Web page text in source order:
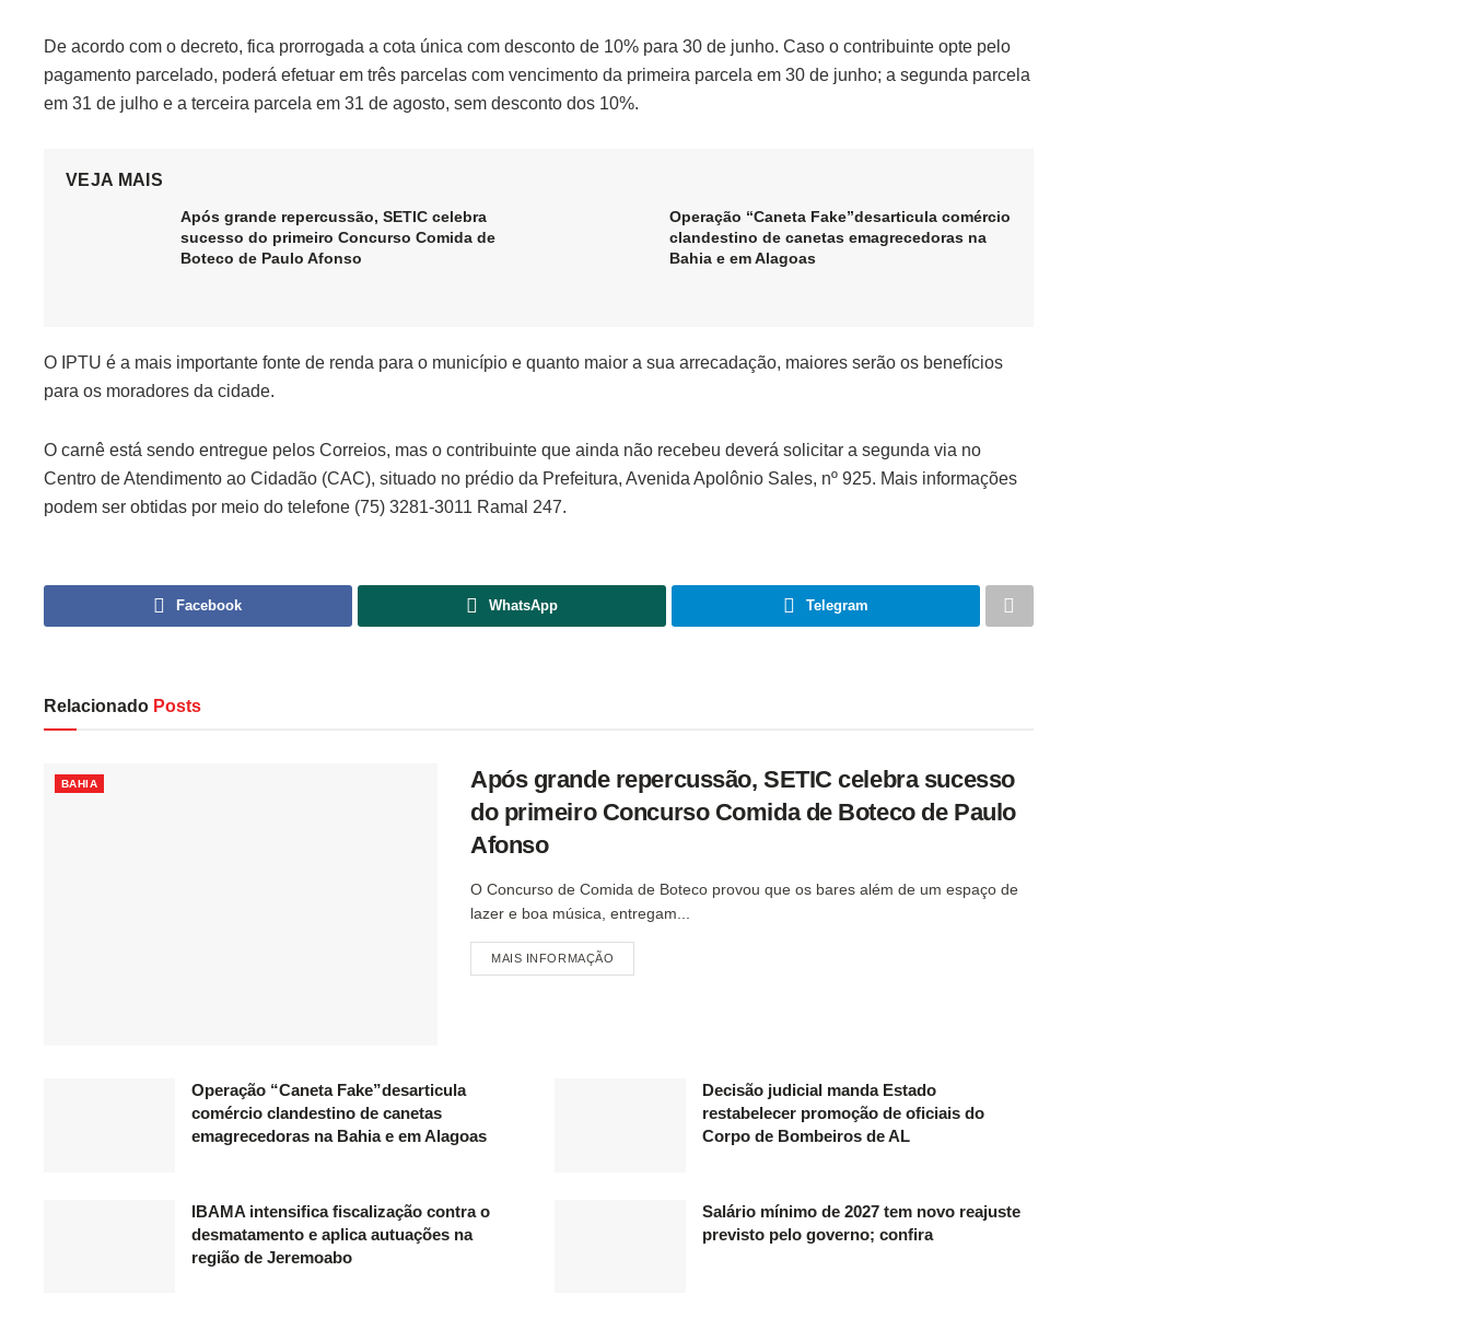
De acordo com o decreto, fica prorrogada a cota única com desconto de 10% para 30 de junho. Caso o contribuinte opte pelo
pagamento parcelado, poderá efetuar em três parcelas com vencimento da primeira parcela em 30 de junho; a segunda parcela
em 31 de julho e a terceira parcela em 31 de agosto, sem desconto dos 10%.
VEJA MAIS
Após grande repercussão, SETIC celebra
sucesso do primeiro Concurso Comida de
Boteco de Paulo Afonso
Operação “Caneta Fake”desarticula comércio
clandestino de canetas emagrecedoras na
Bahia e em Alagoas
O IPTU é a mais importante fonte de renda para o município e quanto maior a sua arrecadação, maiores serão os benefícios
para os moradores da cidade.
O carnê está sendo entregue pelos Correios, mas o contribuinte que ainda não recebeu deverá solicitar a segunda via no
Centro de Atendimento ao Cidadão (CAC), situado no prédio da Prefeitura, Avenida Apolônio Sales, nº 925. Mais informações
podem ser obtidas por meio do telefone (75) 3281-3011 Ramal 247.
Facebook WhatsApp Telegram
Relacionado Posts
BAHIA
Após grande repercussão, SETIC celebra sucesso
do primeiro Concurso Comida de Boteco de Paulo
Afonso
O Concurso de Comida de Boteco provou que os bares além de um espaço de
lazer e boa música, entregam...
MAIS INFORMAÇÃO
Operação “Caneta Fake”desarticula
comércio clandestino de canetas
emagrecedoras na Bahia e em Alagoas
Decisão judicial manda Estado
restabelecer promoção de oficiais do
Corpo de Bombeiros de AL
IBAMA intensifica fiscalização contra o
desmatamento e aplica autuações na
região de Jeremoabo
Salário mínimo de 2027 tem novo reajuste
previsto pelo governo; confira